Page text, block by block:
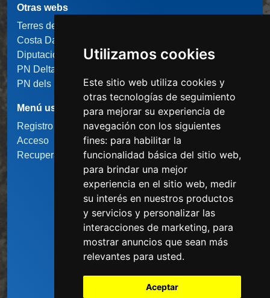
Utilizamos cookies
Este sitio web utiliza cookies y
otras tecnologías de seguimiento
para mejorar su experiencia de
navegación con los siguientes
fines: para habilitar la
funcionalidad básica del sitio web,
para brindar una mejor
experiencia en el sitio web, medir
su interés en nuestros productos
y servicios y personalizar las
interacciones de marketing, para
mostrar anuncios que sean más
relevantes para usted.
Aceptar
Otras webs
Terres de l'Ebre
Costa Daurada
Diputació de Tarragona
PN Delta de l'Ebre
PN dels Ports
Menú usuario
Registro usuario
Acceso
Recupera la contraseña